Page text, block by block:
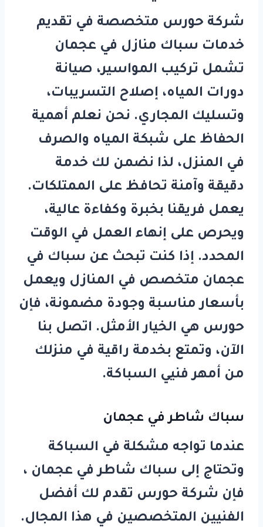
شركة حورس متخصصة في تقديم
خدمات سباك منازل في عجمان
تشمل تركيب المواسير، صيانة
دورات المياه، إصلاح التسريبات،
وتسليك المجاري. نحن نعلم أهمية
الحفاظ على شبكة المياه والصرف
في المنزل، لذا نضمن لك خدمة
دقيقة وآمنة تحافظ على الممتلكات.
يعمل فريقنا بخبرة وكفاءة عالية،
ويحرص على إنهاء العمل في الوقت
المحدد. إذا كنت تبحث عن سباك في
عجمان متخصص في المنازل ويعمل
بأسعار مناسبة وجودة مضمونة، فإن
حورس هي الخيار الأمثل. اتصل بنا
الآن، وتمتع بخدمة راقية في منزلك
من أمهر فنيي السباكة.
سباك شاطر في عجمان
عندما تواجه مشكلة في السباكة
وتحتاج إلى سباك شاطر في عجمان ،
فإن شركة حورس تقدم لك أفضل
الفنيين المتخصصين في هذا المجال.